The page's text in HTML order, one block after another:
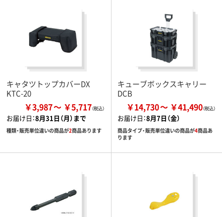
キャタツトップカバーDX
KTC-20
￥3,987 ￥5,717
お届け日：8月31日（月）まで
種類・販売単位違いの商品が2商品あります
キューブボックスキャリー
DCB
￥14,730 ￥41,490
お届け日：8月7日（金）
商品タイプ・販売単位違いの商品が4商品あ
ります